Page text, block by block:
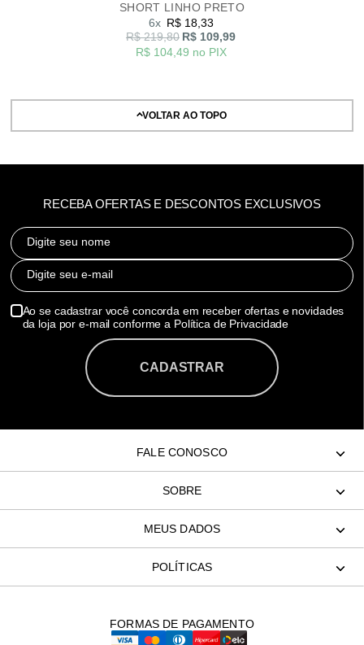
SHORT LINHO PRETO
R$ 104,49 no PIX
R$ 219,80 R$ 109,99
6x R$ 18,33
VOLTAR AO TOPO
RECEBA OFERTAS E DESCONTOS EXCLUSIVOS
Digite seu nome
Digite seu e-mail
CADASTRAR
Ao se cadastrar você concorda em receber ofertas e novidades
da loja por e-mail conforme a Política de Privacidade
FALE CONOSCO
SOBRE
MEUS DADOS
POLÍTICAS
FORMAS DE PAGAMENTO